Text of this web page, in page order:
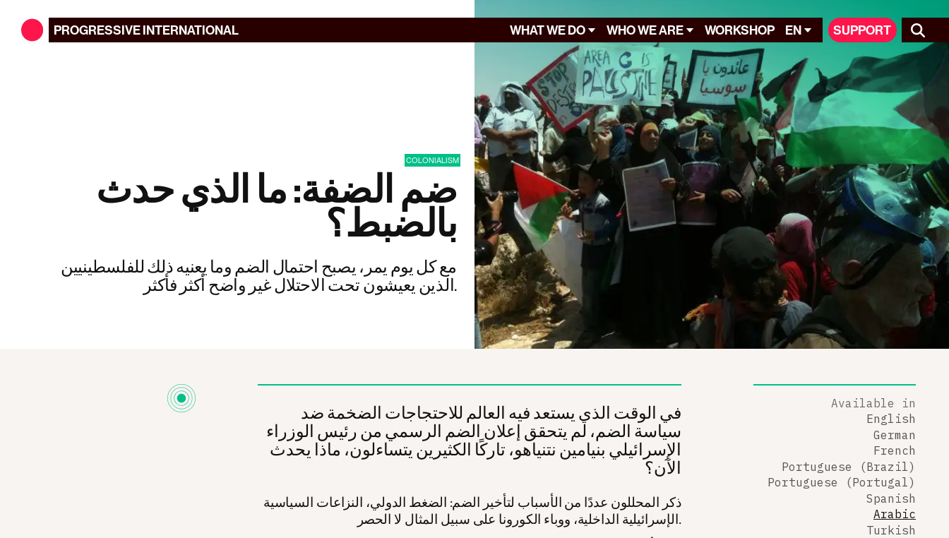
PROGRESSIVEINTERNATIONAL WHAT WE DO WHO WE ARE WORKSHOP EN SUPPORT
COLONIALISM
ضم الضفة: ما الذي حدث
بالضبط؟
مع كل يوم يمر، يصبح احتمال الضم وما يعنيه ذلك للفلسطينيين
الذين يعيشون تحت الاحتلال غير واضح أكثر فأكثر.
في الوقت الذي يستعد فيه العالم للاحتجاجات الضخمة ضد
سياسة الضم، لم يتحقق إعلان الضم الرسمي من رئيس الوزراء
الإسرائيلي بنيامين نتنياهو، تاركًا الكثيرين يتساءلون، ماذا يحدث
الآن؟
ذكر المحللون عددًا من الأسباب لتأخير الضم: الضغط الدولي، النزاعات السياسية
الإسرائيلية الداخلية، ووباء الكورونا على سبيل المثال لا الحصر.
Available in
English
German
French
Portuguese (Brazil)
Portuguese (Portugal)
Spanish
Arabic
Turkish